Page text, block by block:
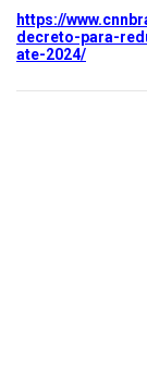
https://
decreto-para-
ate-2024/